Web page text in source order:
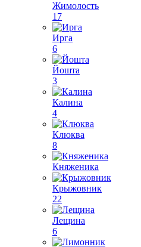
Жимолость
17
Ирга
6
Йошта
3
Калина
4
Клюква
8
Княженика
Крыжовник
22
Лещина
6